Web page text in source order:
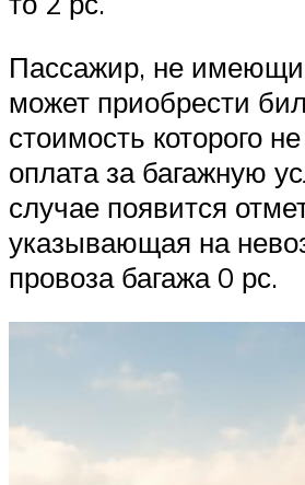
Пассажир, не
может приобрести
стоимость которого
оплата за багажную
случае появится
указывающая на
провоза багажа 0 рс.